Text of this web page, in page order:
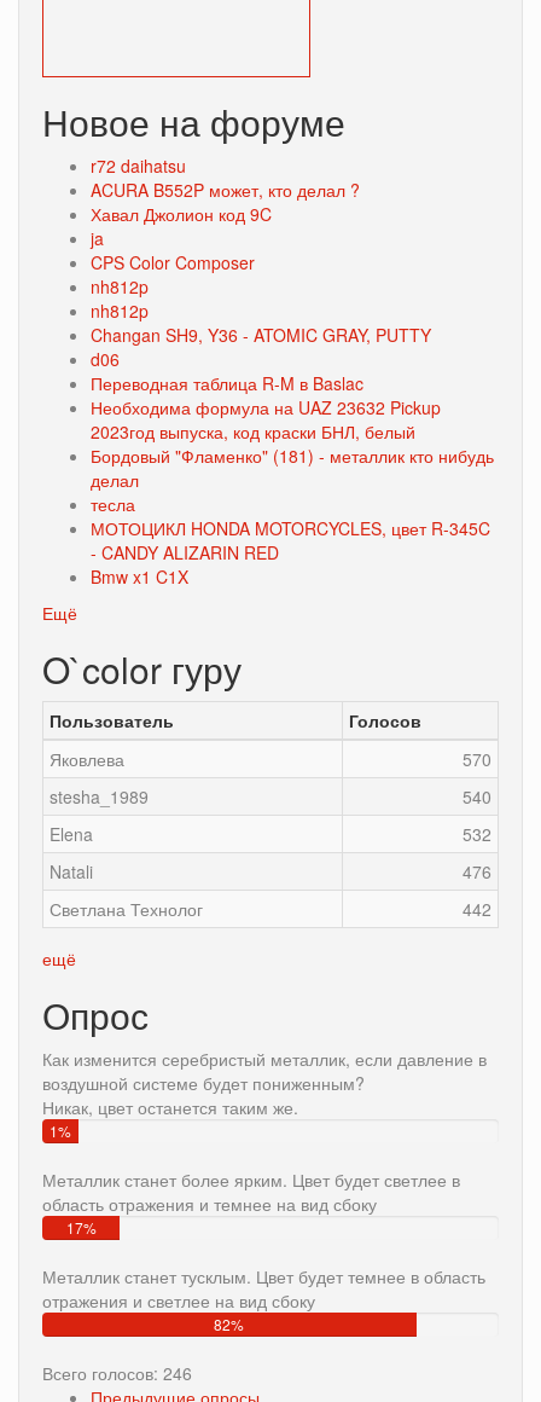
Новое на форуме
r72 daihatsu
ACURA B552P может, кто делал ?
Хавал Джолион код 9C
ja
CPS Color Composer
nh812p
nh812p
Changan SH9, Y36 - ATOMIC GRAY, PUTTY
d06
Переводная таблица R-M в Baslac
Необходима формула на UAZ 23632 Pickup
2023год выпуска, код краски БНЛ, белый
Бордовый "Фламенко" (181) - металлик кто нибудь
делал
тесла
МОТОЦИКЛ HONDA MOTORCYCLES, цвет R-345C
- CANDY ALIZARIN RED
Bmw x1 C1X
Ещё
O`color гуру
Пользователь
Голосов
Яковлева
570
stesha_1989
540
Elena
532
Natali
476
Светлана Технолог
442
ещё
Опрос
Как изменится серебристый металлик, если давление в
воздушной системе будет пониженным?
Никак, цвет останется таким же.
1%
Металлик станет более ярким. Цвет будет светлее в
область отражения и темнее на вид сбоку
17%
Металлик станет тусклым. Цвет будет темнее в область
отражения и светлее на вид сбоку
82%
Всего голосов: 246
Предыдущие опросы